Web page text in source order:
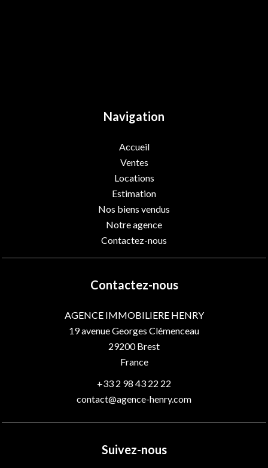
Navigation
Accueil
Ventes
Locations
Estimation
Nos biens vendus
Notre agence
Contactez-nous
Contactez-nous
AGENCE IMMOBILIERE HENRY
19 avenue Georges Clémenceau
29200Brest
France
+33 2 98 43 22 22
contact@agence-henry.com
Suivez-nous